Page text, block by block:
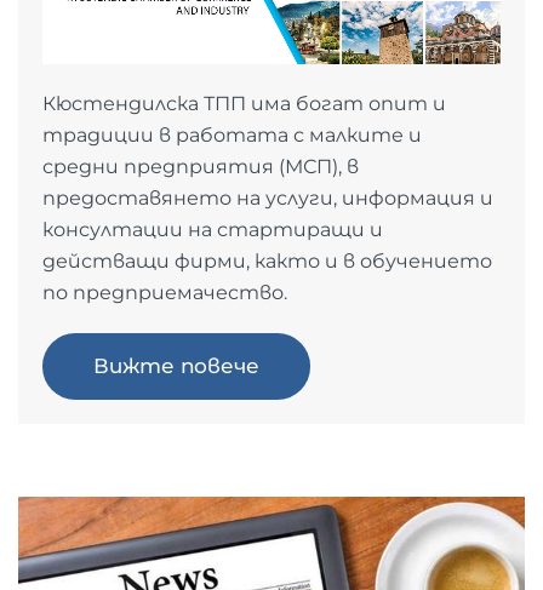
Кюстендилска ТПП има богат опит и
традиции в работата с малките и
средни предприятия (МСП), в
предоставянето на услуги, информация и
консултации на стартиращи и
действащи фирми, както и в обучението
по предприемачество.
Вижте повече